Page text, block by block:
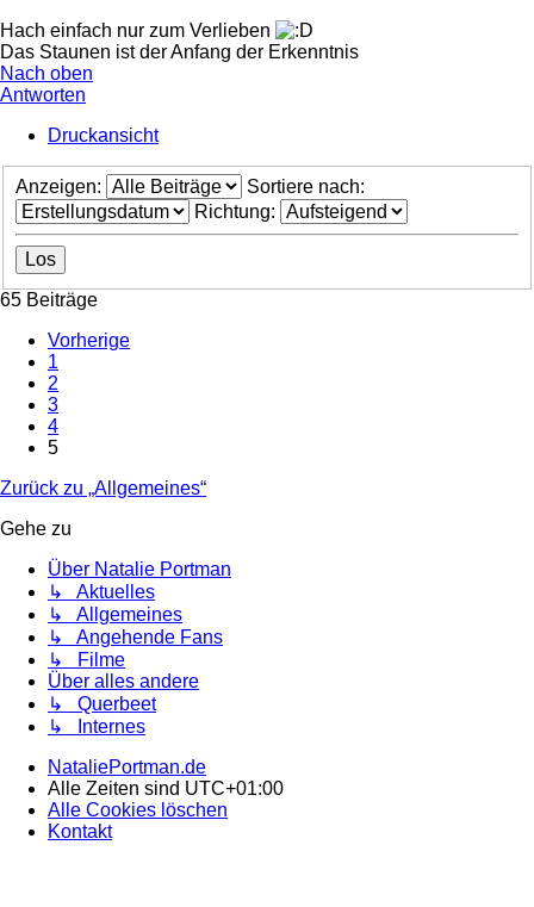
Hach einfach nur zum Verlieben
Das Staunen ist der Anfang der Erkenntnis
Nach oben
Antworten
Druckansicht
Anzeigen:
Sortiere nach:
Richtung:
65 Beiträge
Vorherige
1
2
3
4
5
Zurück zu „Allgemeines“
Gehe zu
Über Natalie Portman
↳ Aktuelles
↳ Allgemeines
↳ Angehende Fans
↳ Filme
Über alles andere
↳ Querbeet
↳ Internes
NataliePortman.de
Alle Zeiten sind UTC+01:00
Alle Cookies löschen
Kontakt